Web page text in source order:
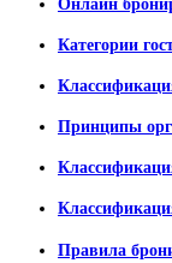
Онлайн
Категории
Принципы
Правила